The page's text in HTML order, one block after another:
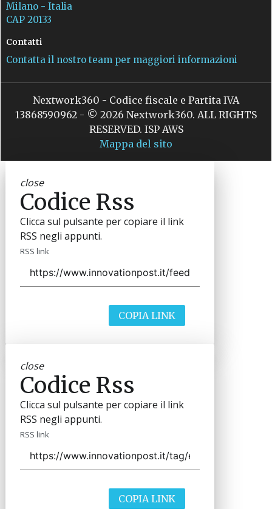
Milano - Italia
CAP 20133
Contatti
Contatta il nostro team per maggiori informazioni
Nextwork360 - Codice fiscale e Partita IVA
13868590962 - © 2026 Nextwork360. ALL RIGHTS
RESERVED. ISP AWS
Mappa del sito
close
Codice Rss
Clicca sul pulsante per copiare il link
RSS negli appunti.
RSS link
COPIA LINK
close
Codice Rss
Clicca sul pulsante per copiare il link
RSS negli appunti.
RSS link
COPIA LINK